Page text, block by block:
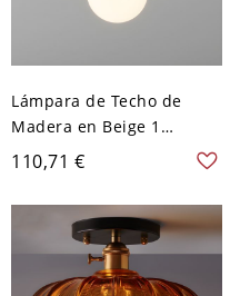
Lámpara de Techo de
Madera en Beige 1
Cabeza Semi Plafón
Moderna de Platillo para
Pasillo - Madera 110 A 120
V 27,94 cm
110,71 €